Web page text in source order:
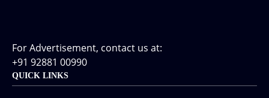
For Advertisement, contact us at:
+91 92881 00990
QUICK LINKS